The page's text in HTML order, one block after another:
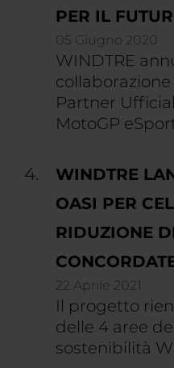
PER IL
05 Giugno 2020
WINDTRE
Partner
MotoGP
WINDTRE
OASI PER
RIDUZIONE
22 Aprile 2021
Il progetto
delle 4 aree
sostenibilità